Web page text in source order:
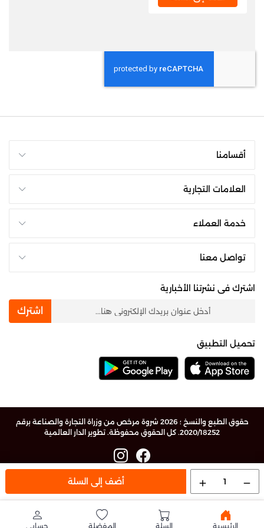
الرئيسية حسابي المفضلة السلة
remove
1
add أضف إلى السلة
أقسامنا
العلامات التجارية
خدمة العملاء
تواصل معنا
اشترك فى نشرتنا الأخبارية
اشترك
تحميل التطبيق
حقوق الطبع والنسخ ؛ 2026 شروة مرخص من وزراة التجارة والصناعة برقم
2020/18252. كل الحقوق محفوظة.
تطوير الدار العالمية